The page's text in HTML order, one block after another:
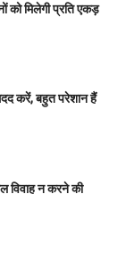
मिलेगी प्रति एकड़
करें, बहुत परेशान हैं
विवाह न करने की